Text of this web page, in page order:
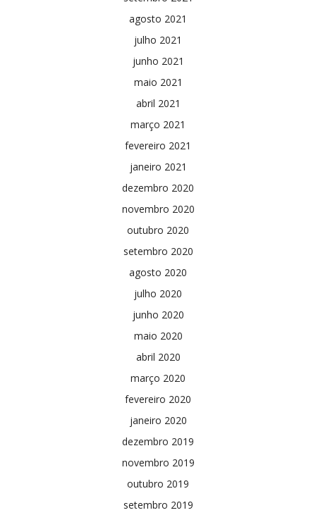
agosto 2021
julho 2021
junho 2021
maio 2021
abril 2021
março 2021
fevereiro 2021
janeiro 2021
dezembro 2020
novembro 2020
outubro 2020
setembro 2020
agosto 2020
julho 2020
junho 2020
maio 2020
abril 2020
março 2020
fevereiro 2020
janeiro 2020
dezembro 2019
novembro 2019
outubro 2019
setembro 2019